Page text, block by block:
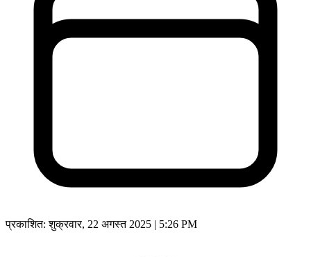
प्रकाशित:शुक्रवार, 22 अगस्त 2025 | 5:26 PM